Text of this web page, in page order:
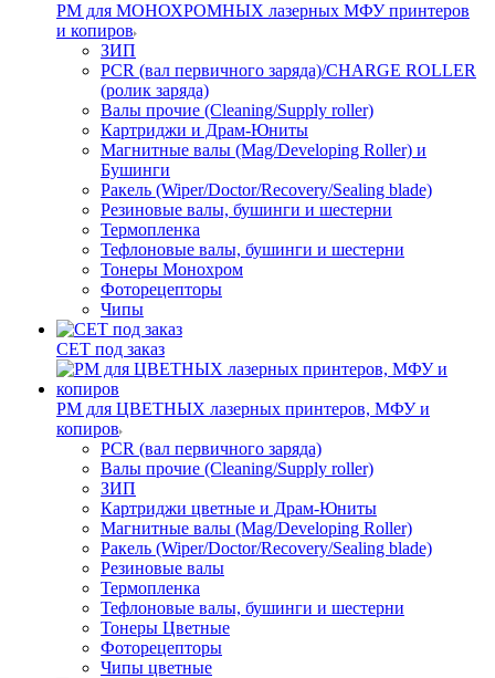
РМ для МОНОХРОМНЫХ лазерных МФУ принтеров
и копиров
ЗИП
PCR (вал первичного заряда)/CHARGE ROLLER
(ролик заряда)
Валы прочие (Cleaning/Supply roller)
Картриджи и Драм-Юниты
Магнитные валы (Mag/Developing Roller) и
Бушинги
Ракель (Wiper/Doctor/Recovery/Sealing blade)
Резиновые валы, бушинги и шестерни
Термопленка
Тефлоновые валы, бушинги и шестерни
Тонеры Монохром
Фоторецепторы
Чипы
CET под заказ
РМ для ЦВЕТНЫХ лазерных принтеров, МФУ и
копиров
PCR (вал первичного заряда)
Валы прочие (Cleaning/Supply roller)
ЗИП
Картриджи цветные и Драм-Юниты
Магнитные валы (Mag/Developing Roller)
Ракель (Wiper/Doctor/Recovery/Sealing blade)
Резиновые валы
Термопленка
Тефлоновые валы, бушинги и шестерни
Тонеры Цветные
Фоторецепторы
Чипы цветные